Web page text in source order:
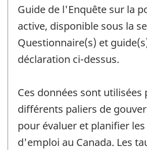
Guide de l'Enquête sur la
active, disponible sous la
Questionnaire(s) et
déclaration ci-dessus.
Ces données sont utilisées
différents paliers de
pour évaluer et planifier
d'emploi au Canada. Les